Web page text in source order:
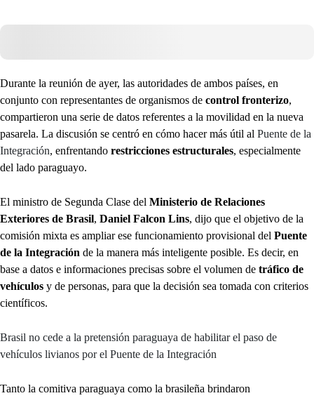
Durante la reunión de ayer, las autoridades de ambos países, en
conjunto con representantes de organismos de control fronterizo,
compartieron una serie de datos referentes a la movilidad en la nueva
pasarela. La discusión se centró en cómo hacer más útil al Puente de la
Integración, enfrentando restricciones estructurales, especialmente
del lado paraguayo.
El ministro de Segunda Clase del Ministerio de Relaciones
Exteriores de Brasil, Daniel Falcon Lins, dijo que el objetivo de la
comisión mixta es ampliar ese funcionamiento provisional del Puente
de la Integración de la manera más inteligente posible. Es decir, en
base a datos e informaciones precisas sobre el volumen de tráfico de
vehículos y de personas, para que la decisión sea tomada con criterios
científicos.
Brasil no cede a la pretensión paraguaya de habilitar el paso de
vehículos livianos por el Puente de la Integración
Tanto la comitiva paraguaya como la brasileña brindaron